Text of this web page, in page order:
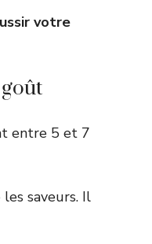
votre
entre 5 et 7
saveurs. Il